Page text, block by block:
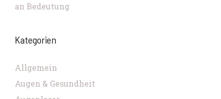
an Bedeutung
Kategorien
Allgemein
Augen & Gesundheit